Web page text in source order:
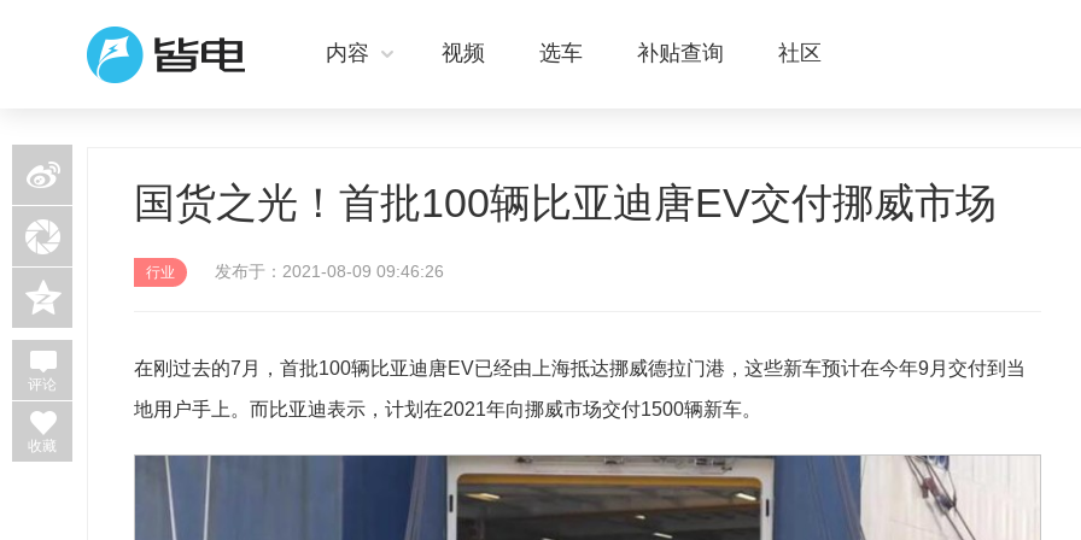
内容 视频 选车 补贴查询 社区
国货之光！首批100辆比亚迪唐EV交付挪威市场
行业 发布于：2021-08-09 09:46:26
在刚过去的7月，首批100辆比亚迪唐EV已经由上海抵达挪威德拉门港，这些新车预计在今年9月交付到当
地用户手上。而比亚迪表示，计划在2021年向挪威市场交付1500辆新车。
微信
QQ空间
评论
收藏